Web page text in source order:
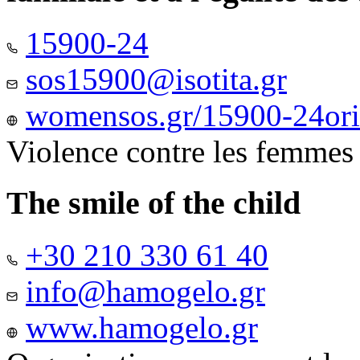
15900-24
sos15900@isotita.gr
womensos.gr/15900-
Violence contre les femmes
The smile of the child
+30 210 330 61 40
info@hamogelo.gr
www.hamogelo.gr